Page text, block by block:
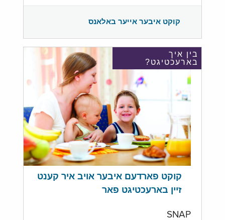
קוקט איבער אייער באלאנס
בין איך
בארעכטיגט?
קוקט פארדעם איבער אויב איר קענט
זיין בארעכטיגט פאר
SNAP